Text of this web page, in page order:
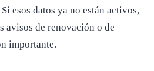
esos datos ya no están activos,
avisos de renovación o de
importante.